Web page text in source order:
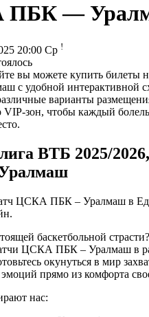
ПБК —
20:00 Ср !
вы можете купить билеты
с удобной интерактивной
варианты
VIP-зон, чтобы каждый
ВТБ 2025/
ЦСКА ПБК – Уралмаш в
баскетбольной
ЦСКА ПБК – Уралмаш в
окунуться в мир
прямо из комфорта
нас: